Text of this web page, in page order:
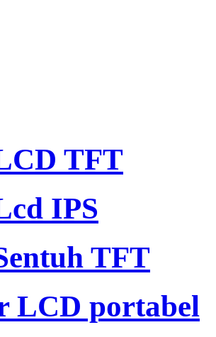
TFT
IPS
TFT
LCD portabel